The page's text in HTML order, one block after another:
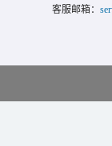
客服邮箱：